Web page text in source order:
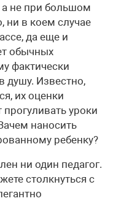
не при большом
ни в коем случае
да еще и
обычных
фактически
душу. Известно,
их оценки
уроки
наносить
ребенку?
ни один педагог.
столкнуться с